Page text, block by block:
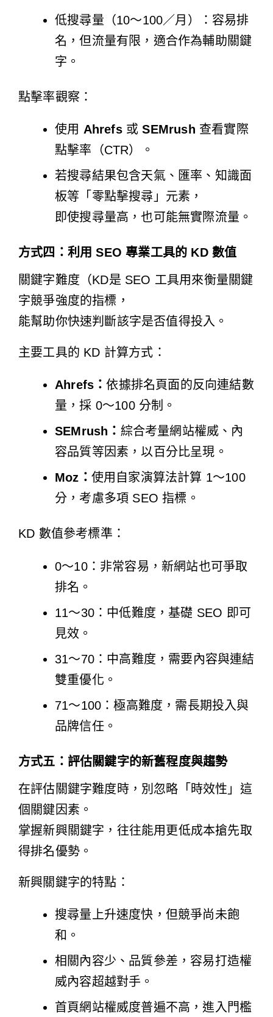
低搜尋量（10～100／月）：容易排
名，但流量有限，適合作為輔助關鍵
字。
點擊率觀察：
使用 Ahrefs或SEMrush 查看實際
點擊率（CTR）。
若搜尋結果包含天氣、匯率、知識面
板等「零點擊搜尋」元素，
即使搜尋量高，也可能無實際流量。
方式四：利用 SEO 專業工具的 KD 數值
關鍵字難度（KD是 SEO 工具用來衡量關鍵
字競爭強度的指標，
能幫助你快速判斷該字是否值得投入。
主要工具的 KD 計算方式：
Ahrefs：依據排名頁面的反向連結數
量，採 0～100 分制。
SEMrush： 綜合考量網站權威、內
容品質等因素，以百分比呈現。
Moz： 使用自家演算法計算 1～100
分，考慮多項 SEO 指標。
KD 數值參考標準：
0～10：非常容易，新網站也可爭取
排名。
11～30：中低難度，基礎 SEO 即可
見效。
31～70：中高難度，需要內容與連結
雙重優化。
71～100：極高難度，需長期投入與
品牌信任。
方式五：評估關鍵字的新舊程度與趨勢
在評估關鍵字難度時，別忽略「時效性」這
個關鍵因素。
掌握新興關鍵字，往往能用更低成本搶先取
得排名優勢。
新興關鍵字的特點：
搜尋量上升速度快，但競爭尚未飽
和。
相關內容少、品質參差，容易打造權
威內容超越對手。
首頁網站權威度普遍不高，進入門檻